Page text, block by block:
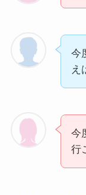
今
え
今
行